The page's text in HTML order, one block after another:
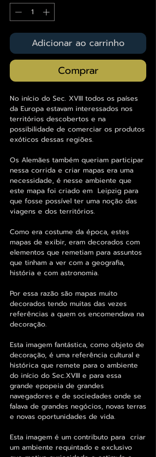
Adicionar ao carrinho
Comprar
No início do Sec. XVIII todos os países
da Europa estavam interessados nos
territórios descobertos e na
possibilidade de comerciar os produtos
exóticos dessas regiões.
Os Alemães também queriam participar
nessa corrida e criar mapas era uma
necessidade, é nesse ambiente que
este mapa foi criado em Leipzig para
que fosse possível ter uma noção das
viagens e dos territórios.
Como era costume da época, estes
mapas de exibir, eram decorados com
elementos que remetiam para assuntos
que tinham a ver com a geografia,
história e com astronomia.
Por essa razão são mapas muito
decorados tendo muitas das vezes
referências a quem os encomendava na
decoração.
Esta imagem fantástica, como objeto de
decoração, é uma referência cultural e
histórica que remete para o ambiente
do início do Sec.XVIII e para essa
grande epopeia de grandes
navegadores e de sociedades onde se
falava de grandes negócios, novas terras
e novas oportunidades de vida.
Esta imagem é um contributo para criar
um ambiente requintado e exclusivo